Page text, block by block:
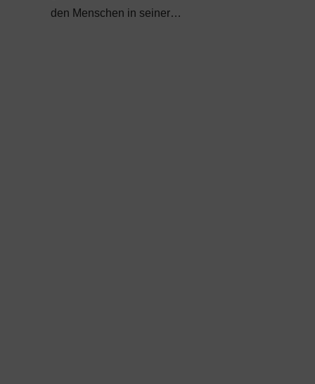
den Menschen in seiner…